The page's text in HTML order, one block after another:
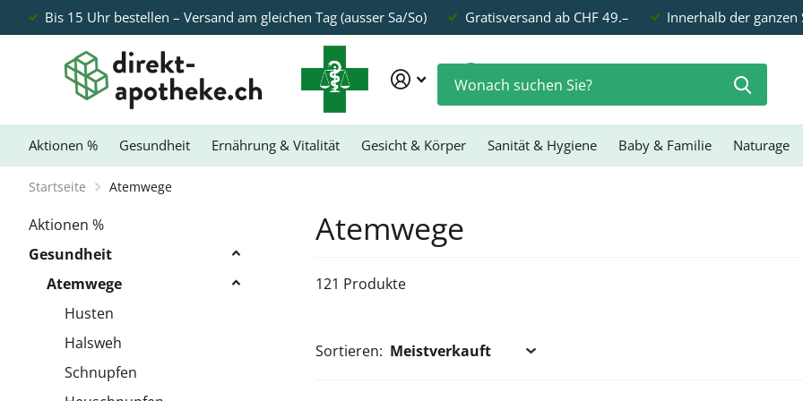
Bis 15 Uhr bestellen – Versand am gleichen Tag (ausser Sa/So) Gratisversand ab CHF 49.– Innerhalb der ganzen
Aktionen % Gesundheit Ernährung & Vitalität Gesicht & Körper Sanität & Hygiene Baby & Familie Naturage
Startseite Atemwege
Atemwege
121 Produkte
Sortieren:
Aktionen %
Gesundheit
Atemwege
Husten
Halsweh
Schnupfen